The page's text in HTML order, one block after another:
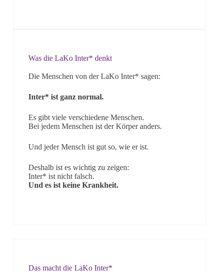
Was die LaKo Inter* denkt
Die Menschen von der LaKo Inter* sagen:
Inter* ist ganz normal.
Es gibt viele verschiedene Menschen.
Bei jedem Menschen ist der Körper anders.
Und jeder Mensch ist gut so, wie er ist.
Deshalb ist es wichtig zu zeigen:
Inter* ist nicht falsch.
Und es ist keine Krankheit.
Das macht die LaKo Inter*